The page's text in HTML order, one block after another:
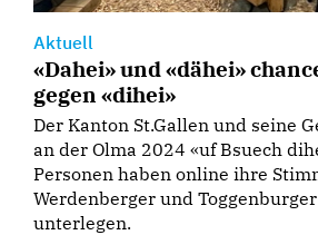
Aktuell
«Dahei» und «dähei»
gegen «dihei»
Der Kanton St.Gallen und seine
an der Olma 2024 «uf Bsuech
Personen haben online ihre
Werdenberger und
unterlegen.